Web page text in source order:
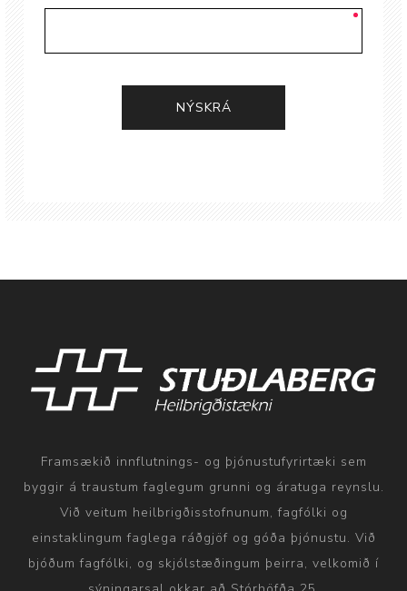
Framsækið innflutnings- og þjónustufyrirtæki sem
byggir á traustum faglegum grunni og áratuga reynslu.
Við veitum heilbrigðisstofnunum, fagfólki og
einstaklingum faglega ráðgjöf og góða þjónustu. Við
bjóðum fagfólki, og skjólstæðingum þeirra, velkomið í